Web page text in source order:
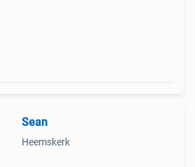
Sean
Heemskerk